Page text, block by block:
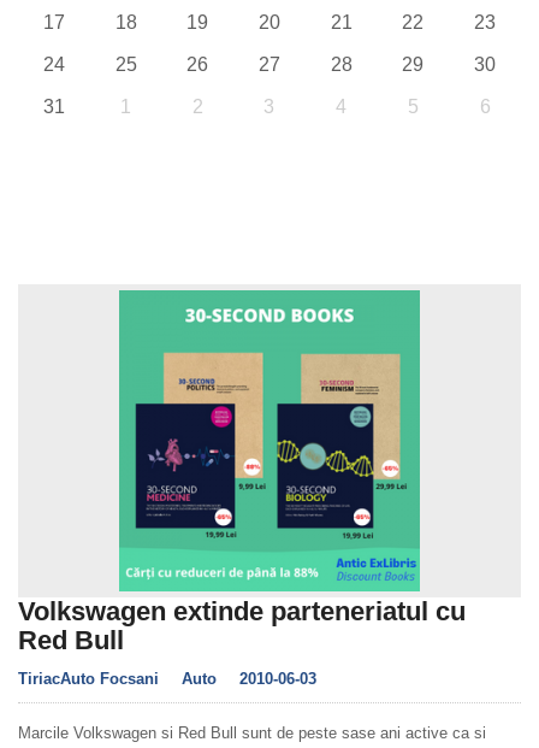
17 18 19 20 21 22 23
24 25 26 27 28 29 30
31 1 2 3 4 5 6
Volkswagen extinde parteneriatul cu
Red Bull
TiriacAuto Focsani Auto 2010-06-03
Marcile Volkswagen si Red Bull sunt de peste sase ani active ca si